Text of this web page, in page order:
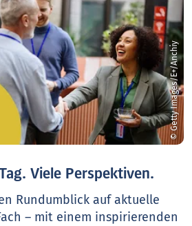
© Getty Images/E+/Anchiy
Viele Perspektiven.
Rundumblick auf aktuelle
– mit einem inspirierenden